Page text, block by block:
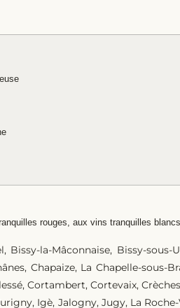
rouges, aux vins tranquilles
la-Mâconnaise, Bissy-
Chapaize, La Chapelle-sous-
Cortambert, Cortevaix,
Igè, Jalogny, Jugy, La